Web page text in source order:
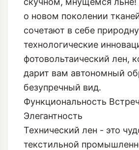
о новом поколении
сочетают в себе
технологические
фотовольтаический лен,
дарит вам автономный
безупречный вид.
Функциональность
Элегантность
Технический лен - это
текстильной